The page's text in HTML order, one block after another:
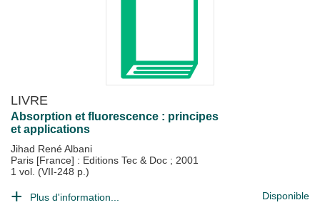
LIVRE
Absorption et fluorescence : principes
et applications
Jihad René Albani
Paris [France] : Editions Tec & Doc ; 2001
1 vol. (VII-248 p.)
Plus d'information... Disponible